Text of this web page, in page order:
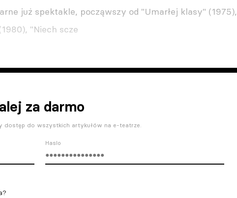
już spektakle, począwszy od "Umarłej klasy" (1975),
"Niech scze
za darmo
dostęp do wszystkich artykułów na e-teatrze.
Haslo